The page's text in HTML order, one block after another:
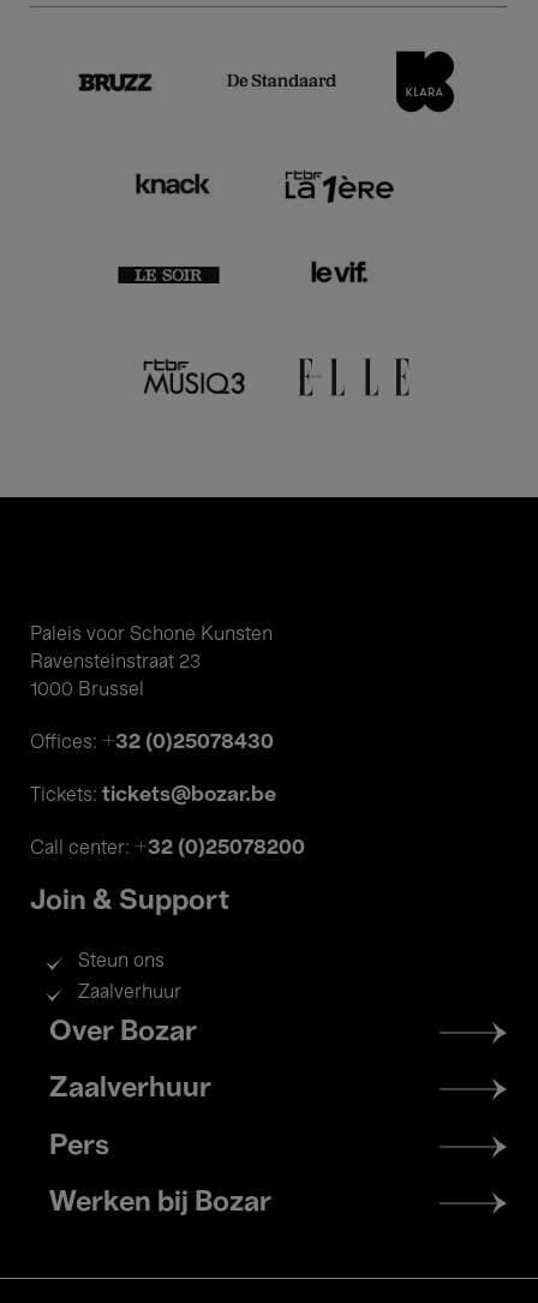
Paleis voor Schone Kunsten
Ravensteinstraat 23
1000 Brussel
Offices: +32 (0)25078430
Tickets: tickets@bozar.be
Call center: +32 (0)25078200
Join & Support
Steun ons
Zaalverhuur
Footer
menu
Over Bozar
Zaalverhuur
Pers
Werken bij Bozar